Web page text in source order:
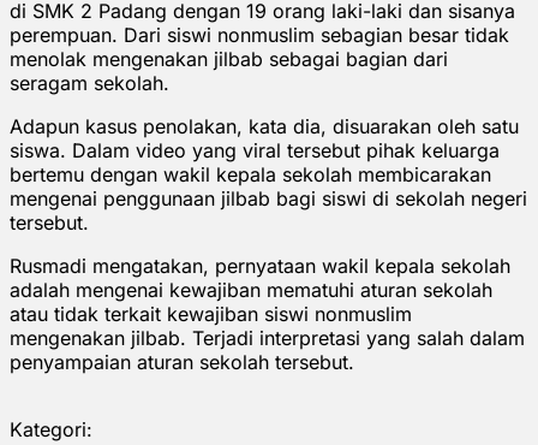
di SMK 2 Padang dengan 19 orang laki-laki dan sisanya
perempuan. Dari siswi nonmuslim sebagian besar tidak
menolak mengenakan jilbab sebagai bagian dari
seragam sekolah.
Adapun kasus penolakan, kata dia, disuarakan oleh satu
siswa. Dalam video yang viral tersebut pihak keluarga
bertemu dengan wakil kepala sekolah membicarakan
mengenai penggunaan jilbab bagi siswi di sekolah negeri
tersebut.
Rusmadi mengatakan, pernyataan wakil kepala sekolah
adalah mengenai kewajiban mematuhi aturan sekolah
atau tidak terkait kewajiban siswi nonmuslim
mengenakan jilbab. Terjadi interpretasi yang salah dalam
penyampaian aturan sekolah tersebut.
Kategori: